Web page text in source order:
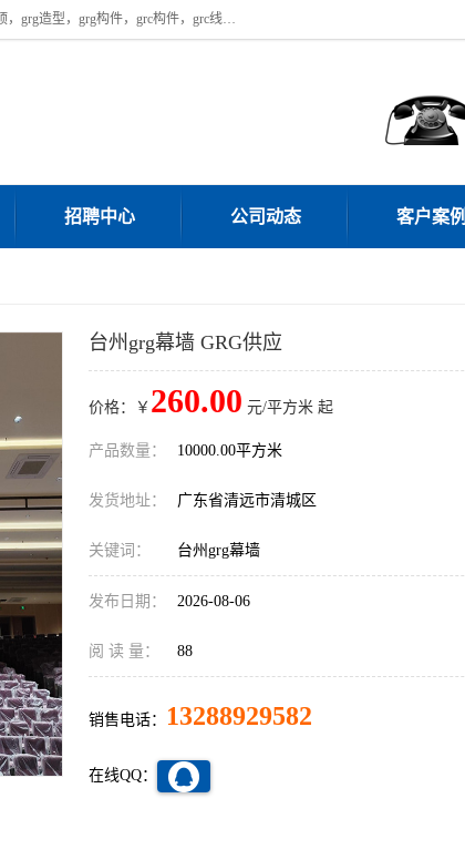
广东饰纪上品建材科技有限公司，主营广东grg厂家,广东grc厂家，grg材料，grc材料，grg厂家，grc厂家，grg吊顶，grg造型，grg构件，grc构件，grc线条，grc构件厂家,，grg材料生产厂家，grg材料定制，uhpc，uhpc厂家，uhpc外墙挂板，uhpc镂空幕墙板，厂房位于广东清远，如果您对我公司的产品服务感兴趣，请联系我们。
招聘中心 公司动态 客户案例
台州grg幕墙 GRG供应
价格：￥ 260.00 元/平方米 起
产品数量： 10000.00平方米
发货地址： 广东省清远市清城区
关键词： 台州grg幕墙
发布日期： 2026-08-06
阅 读 量： 88
销售电话： 13288929582
在线QQ：